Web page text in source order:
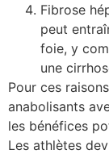
Fibrose
peut
foie, y
une
Pour ces
anabolisants
les bénéfices
Les athlètes